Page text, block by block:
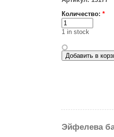
Количество: *
1 in stock
Эйфелева